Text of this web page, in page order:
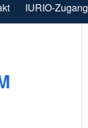
IURIO-Zugang